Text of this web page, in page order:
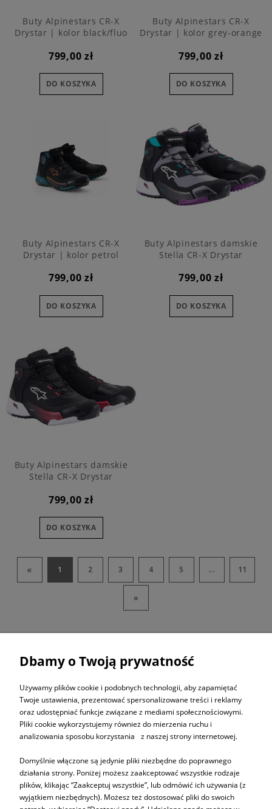
Buty Alpinestars CR-X
Drystar | kolor black/fluo
799,00 zł
DO KOSZYKA
Buty Alpinestars CR-X
Drystar | kolor grey-orange
799,00 zł
DO KOSZYKA
Buty Alpinestars CR-X
Drystar | kolor petrol
799,00 zł
DO KOSZYKA
Buty Alpinestars damskie
Stella CR-X Drystar
799,00 zł
DO KOSZYKA
Buty Alpinestars damskie
Stella CR-X Drystar
799,00 zł
DO KOSZYKA
« 1 2 3 4 5 ... 11
»
ZAPISZ SIĘ DO
NEWSLETTERA
Informacje
Dbamy o Twoją prywatność
Używamy plików cookie i podobnych technologii, aby zapamiętać
Twoje ustawienia, prezentować spersonalizowane treści i reklamy
oraz udostępniać funkcje związane z mediami społecznościowymi.
Pliki cookie wykorzystujemy również do mierzenia ruchu i
analizowania sposobu korzystania z naszej strony internetowej.
Domyślnie włączone są jedynie pliki niezbędne do poprawnego
działania strony. Poniżej możesz zaakceptować wszystkie rodzaje
plików, klikając “Zaakceptuj wszystkie”, lub odmówić ich używania (z
wyjątkiem niezbędnych). Możesz też dostosować pliki do swoich